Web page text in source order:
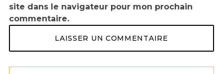
site dans le navigateur pour mon prochain
commentaire.